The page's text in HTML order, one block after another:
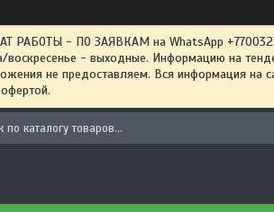
- ПО ЗАЯВКАМ на WhatsApp
- выходные. Информацию на
не предоставляем. Вся информация на